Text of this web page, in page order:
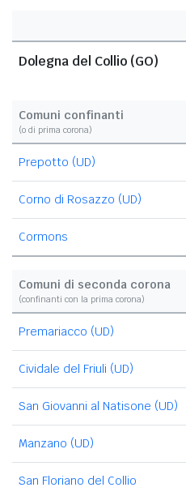
Dolegna del Collio (GO)
Comuni confinanti
(o di prima corona)
Prepotto (UD)
Corno di Rosazzo (UD)
Cormons
Comuni di seconda corona
(confinanti con la prima corona)
Premariacco (UD)
Cividale del Friuli (UD)
San Giovanni al Natisone (UD)
Manzano (UD)
San Floriano del Collio